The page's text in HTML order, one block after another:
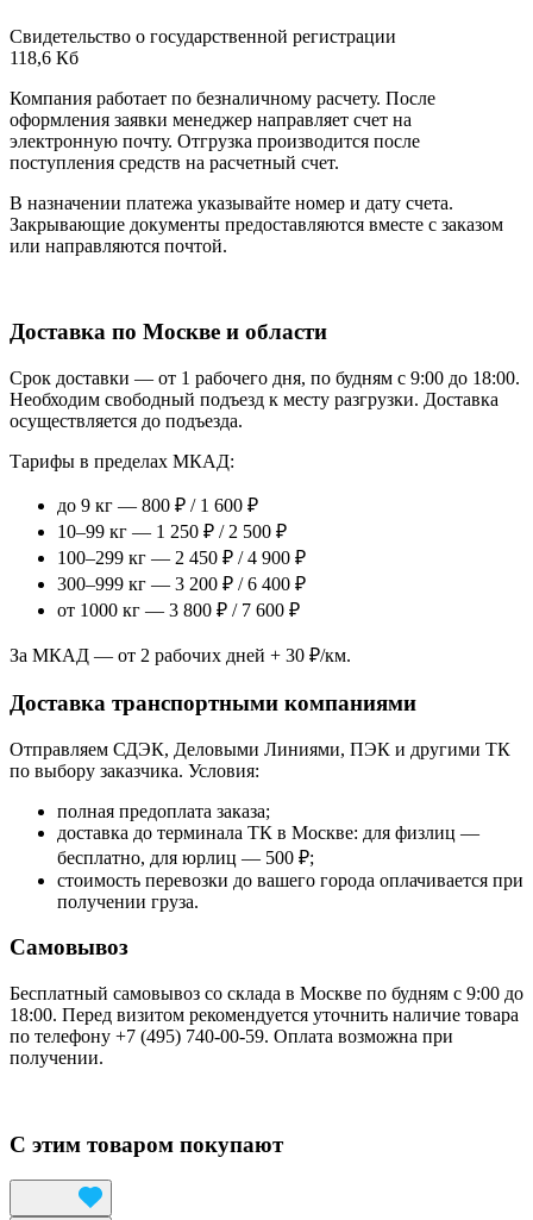
Свидетельство о государственной регистрации
118,6 Кб
Компания работает по безналичному расчету. После
оформления заявки менеджер направляет счет на
электронную почту. Отгрузка производится после
поступления средств на расчетный счет.
В назначении платежа указывайте номер и дату счета.
Закрывающие документы предоставляются вместе с заказом
или направляются почтой.
Доставка по Москве и области
Срок доставки — от 1 рабочего дня, по будням с 9:00 до 18:00.
Необходим свободный подъезд к месту разгрузки. Доставка
осуществляется до подъезда.
Тарифы в пределах МКАД:
до 9 кг — 800 ₽ / 1 600 ₽
10–99 кг — 1 250 ₽ / 2 500 ₽
100–299 кг — 2 450 ₽ / 4 900 ₽
300–999 кг — 3 200 ₽ / 6 400 ₽
от 1000 кг — 3 800 ₽ / 7 600 ₽
За МКАД — от 2 рабочих дней + 30 ₽/км.
Доставка транспортными компаниями
Отправляем СДЭК, Деловыми Линиями, ПЭК и другими ТК
по выбору заказчика. Условия:
полная предоплата заказа;
доставка до терминала ТК в Москве: для физлиц —
бесплатно, для юрлиц — 500 ₽;
стоимость перевозки до вашего города оплачивается при
получении груза.
Самовывоз
Бесплатный самовывоз со склада в Москве по будням с 9:00 до
18:00. Перед визитом рекомендуется уточнить наличие товара
по телефону +7 (495) 740-00-59. Оплата возможна при
получении.
С этим товаром покупают